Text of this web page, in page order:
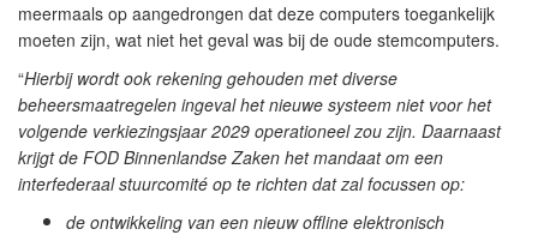
meermaals op aangedrongen dat deze computers toegankelijk
moeten zijn, wat niet het geval was bij de oude stemcomputers.
“Hierbij wordt ook rekening gehouden met diverse
beheersmaatregelen ingeval het nieuwe systeem niet voor het
volgende verkiezingsjaar 2029 operationeel zou zijn. Daarnaast
krijgt de FOD Binnenlandse Zaken het mandaat om een
interfederaal stuurcomité op te richten dat zal focussen op:
de ontwikkeling van een nieuw offline elektronisch